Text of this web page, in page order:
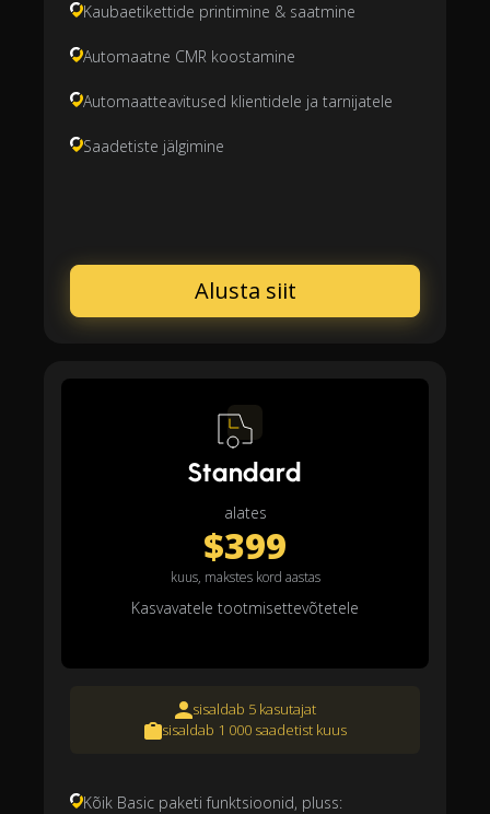
Kaubaetikettide printimine & saatmine
Automaatne CMR koostamine
Automaatteavitused klientidele ja tarnijatele
Saadetiste jälgimine
Alusta siit
Standard
alates
$399
kuus, makstes kord aastas
Kasvavatele tootmisettevõtetele
sisaldab 5 kasutajat
sisaldab 1 000 saadetist kuus
Kõik Basic paketi funktsioonid, pluss: